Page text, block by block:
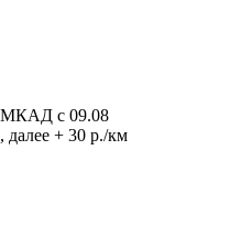
МКАД с 09.08
+ 30 р./км